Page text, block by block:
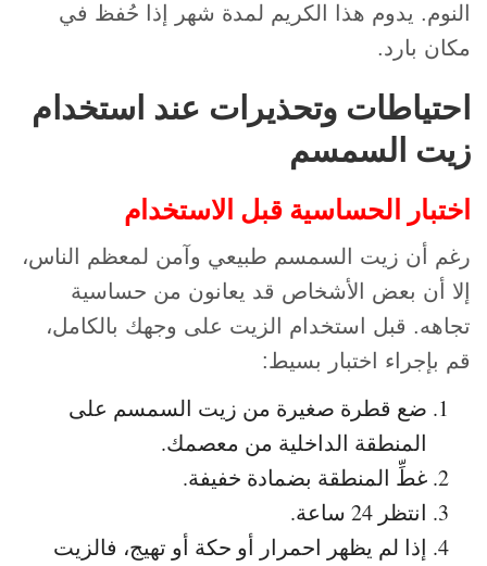
النوم. يدوم هذا الكريم لمدة شهر إذا حُفظ في
مكان بارد.
احتياطات وتحذيرات عند استخدام
زيت السمسم
اختبار الحساسية قبل الاستخدام
رغم أن زيت السمسم طبيعي وآمن لمعظم الناس،
إلا أن بعض الأشخاص قد يعانون من حساسية
تجاهه. قبل استخدام الزيت على وجهك بالكامل،
قم بإجراء اختبار بسيط:
ضع قطرة صغيرة من زيت السمسم على
المنطقة الداخلية من معصمك.
غطِّ المنطقة بضمادة خفيفة.
انتظر 24 ساعة.
إذا لم يظهر احمرار أو حكة أو تهيج، فالزيت